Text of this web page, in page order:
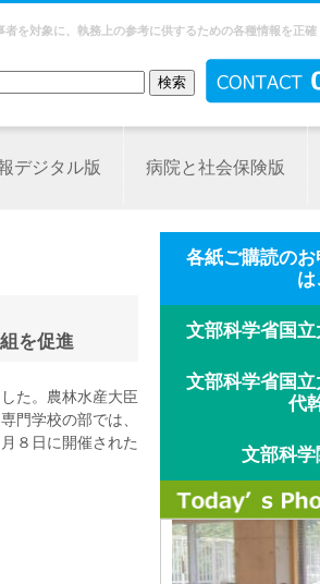
を対象に、執務上の参考に供するための各種情報を正確
デジタル版 病院と社会保険版
を促進
た。農林水産大臣
門学校の部では、
８日に開催された
各紙ご購読の
は
文部科学省国
文部科学省国
代
文部科